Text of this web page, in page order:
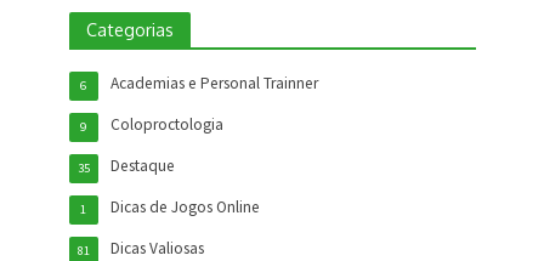
Categorias
Academias e Personal Trainner
6
Coloproctologia
9
Destaque
35
Dicas de Jogos Online
1
Dicas Valiosas
81